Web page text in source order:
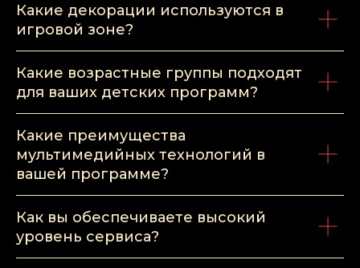
Какие декорации используются в
игровой зоне?
Какие возрастные группы подходят
для ваших детских программ?
Какие преимущества
мультимедийных технологий в
вашей программе?
Как вы обеспечиваете высокий
уровень сервиса?